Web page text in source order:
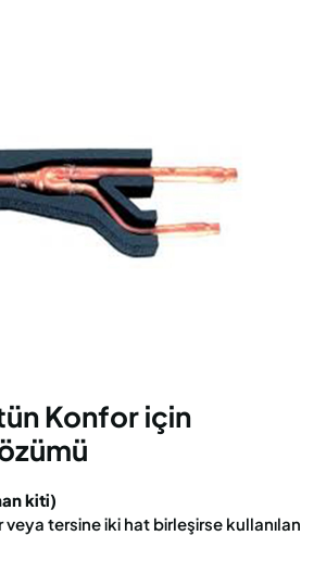
Konfor için
kiti)
veya tersine iki hat birleşirse kullanılan